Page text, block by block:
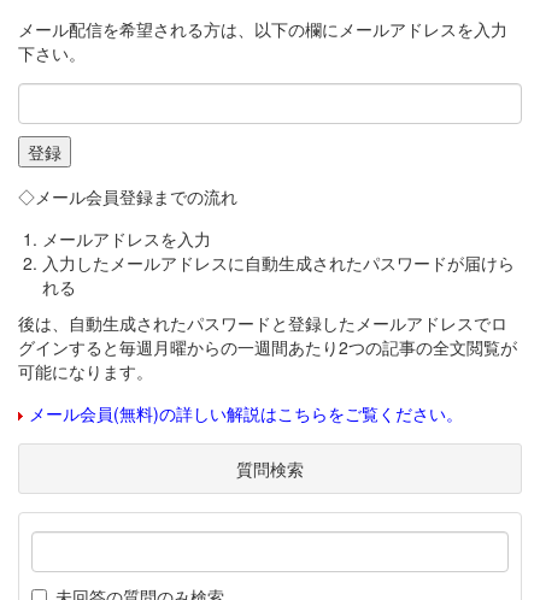
メール配信を希望される方は、以下の欄にメールアドレスを入力
下さい。
◇メール会員登録までの流れ
メールアドレスを入力
入力したメールアドレスに自動生成されたパスワードが届けら
れる
後は、自動生成されたパスワードと登録したメールアドレスでロ
グインすると毎週月曜からの一週間あたり2つの記事の全文閲覧が
可能になります。
メール会員(無料)の詳しい解説はこちらをご覧ください。
質問検索